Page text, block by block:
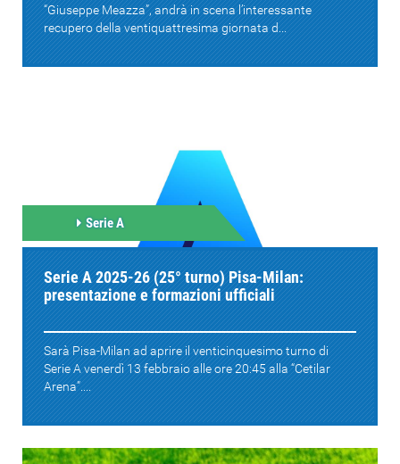
“Giuseppe Meazza”, andrà in scena l’interessante
recupero della ventiquattresima giornata d...
Serie A
Serie A 2025-26 (25° turno) Pisa-Milan:
presentazione e formazioni ufficiali
Sarà Pisa-Milan ad aprire il venticinquesimo turno di
Serie A venerdì 13 febbraio alle ore 20:45 alla “Cetilar
Arena”....